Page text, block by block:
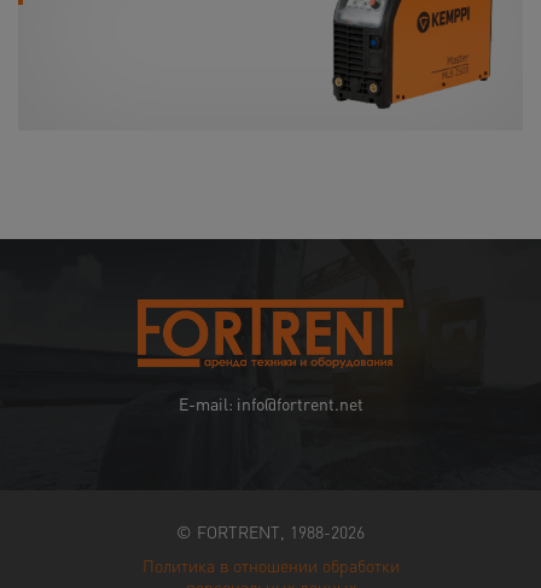
E-mail: info@fortrent.net
© FORTRENT, 1988-2026
Политика в отношении обработки